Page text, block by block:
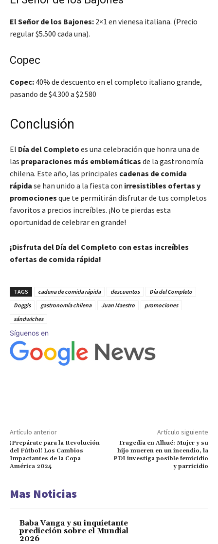
El Señor de los Bajones: 2×1 en vienesa italiana. (Precio
regular $5.500 cada una).
Copec
Copec: 40% de descuento en el completo italiano grande,
pasando de $4.300 a $2.580
Conclusión
El Día del Completo es una celebración que honra una de
las preparaciones más emblemáticas de la gastronomía
chilena. Este año, las principales cadenas de comida
rápida se han unido a la fiesta con irresistibles ofertas y
promociones que te permitirán disfrutar de tus completos
favoritos a precios increíbles. ¡No te pierdas esta
oportunidad de celebrar en grande!
¡Disfruta del Día del Completo con estas increíbles
ofertas de comida rápida!
TAGS cadena de comida rápida descuentos
Día del Completo
Doggis
gastronomía chilena Juan Maestro
promociones
sándwiches
Síguenos en
Artículo anterior
¡Prepárate para la Revolución
del Fútbol! Los Cambios
Impactantes de la Copa
América 2024
Artículo siguiente
Tragedia en Alhué: Mujer y su
hijo mueren en un incendio, la
PDI investiga posible femicidio
y parricidio
Mas Noticias
Baba Vanga y su inquietante
predicción sobre el Mundial
2026